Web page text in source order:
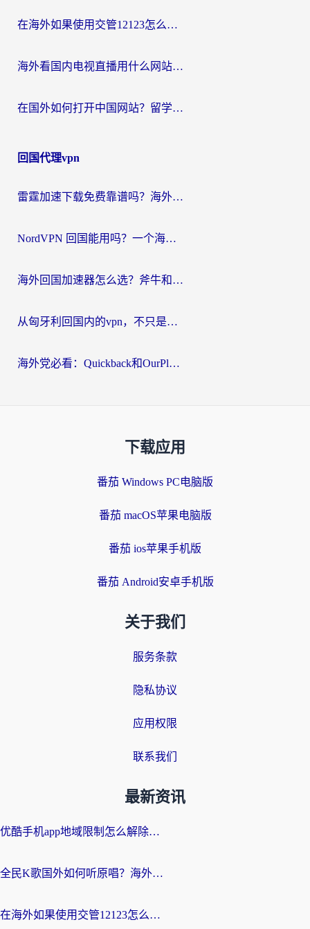
在海外如果使用交管12123怎么处理？留学生亲测有效的回国加速方案
海外看国内电视直播用什么网站比较好？一篇解决你所有追剧难题的实用指南
在国外如何打开中国网站？留学生与海外华人的无缝访问指南
回国代理vpn
雷霆加速下载免费靠谱吗？海外党选回国加速器的避坑指南（附热门工具对比）
NordVPN 回国能用吗？一个海外用户必须面对的真实困境
海外回国加速器怎么选？斧牛和海龟哪个好？一篇帮你避开坑的实用指南
从匈牙利回国内的vpn，不只是为了刷剧那么简单
海外党必看：Quickback和OurPlay好用吗？3分钟选对回国加速器，无缝刷剧玩游戏
下载应用
番茄 Windows PC电脑版
番茄 macOS苹果电脑版
番茄 ios苹果手机版
番茄 Android安卓手机版
关于我们
服务条款
隐私协议
应用权限
联系我们
最新资讯
优酷手机app地域限制怎么解除？海外党亲测有效的追剧方案
全民K歌国外如何听原唱？海外党亲测有效的回国加速器选择指南
在海外如果使用交管12123怎么处理？留学生亲测有效的回国加速方案